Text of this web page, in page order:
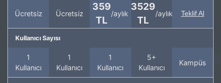
Ücretsiz Ücretsiz
359
TL
/aylık
3529
TL
/aylık Teklif Al
Kullanıcı Sayısı
1
Kullanıcı
1
Kullanıcı
1
Kullanıcı
5+
Kullanıcı
Kampüs